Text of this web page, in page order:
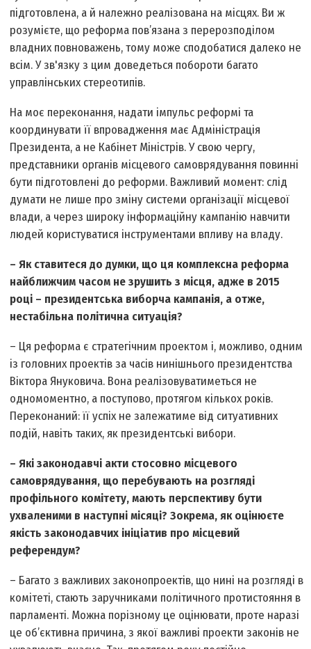
підготовлена, а й належно реалізована на місцях. Ви ж
розумієте, що реформа пов’язана з перерозподілом
владних повноважень, тому може сподобатися далеко не
всім. У зв'язку з цим доведеться побороти багато
управлінських стереотипів.
На моє переконання, надати імпульс реформі та
координувати її впровадження має Адміністрація
Президента, а не Кабінет Міністрів. У свою чергу,
представники органів місцевого самоврядування повинні
бути підготовлені до реформи. Важливий момент: слід
думати не лише про зміну системи організації місцевої
влади, а через широку інформаційну кампанію навчити
людей користуватися інструментами впливу на владу.
– Як ставитеся до думки, що ця комплексна реформа
найближчим часом не зрушить з місця, адже в 2015
році – президентська виборча кампанія, а отже,
нестабільна політична ситуація?
– Ця реформа є стратегічним проектом і, можливо, одним
із головних проектів за часів нинішнього президентства
Віктора Януковича. Вона реалізовуватиметься не
одномоментно, а поступово, протягом кількох років.
Переконаний: її успіх не залежатиме від ситуативних
подій, навіть таких, як президентські вибори.
– Які законодавчі акти стосовно місцевого
самоврядування, що перебувають на розгляді
профільного комітету, мають перспективу бути
ухваленими в наступні місяці? Зокрема, як оцінюєте
якість законодавчих ініціатив про місцевий
референдум?
– Багато з важливих законопроектів, що нині на розгляді в
комітеті, стають заручниками політичного протистояння в
парламенті. Можна по­різному це оцінювати, проте наразі
це об’єктивна причина, з якої важливі проекти законів не